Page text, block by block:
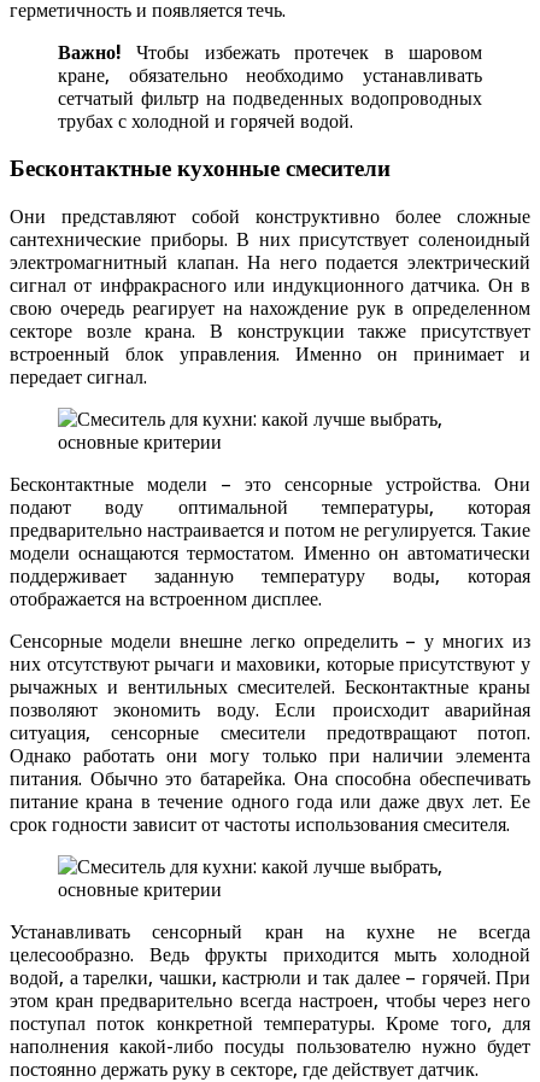
герметичность и появляется течь.
Важно! Чтобы избежать протечек в шаровом
кране, обязательно необходимо устанавливать
сетчатый фильтр на подведенных водопроводных
трубах с холодной и горячей водой.
Бесконтактные кухонные смесители
Они представляют собой конструктивно более сложные
сантехнические приборы. В них присутствует соленоидный
электромагнитный клапан. На него подается электрический
сигнал от инфракрасного или индукционного датчика. Он в
свою очередь реагирует на нахождение рук в определенном
секторе возле крана. В конструкции также присутствует
встроенный блок управления. Именно он принимает и
передает сигнал.
Бесконтактные модели – это сенсорные устройства. Они
подают воду оптимальной температуры, которая
предварительно настраивается и потом не регулируется. Такие
модели оснащаются термостатом. Именно он автоматически
поддерживает заданную температуру воды, которая
отображается на встроенном дисплее.
Сенсорные модели внешне легко определить – у многих из
них отсутствуют рычаги и маховики, которые присутствуют у
рычажных и вентильных смесителей. Бесконтактные краны
позволяют экономить воду. Если происходит аварийная
ситуация, сенсорные смесители предотвращают потоп.
Однако работать они могу только при наличии элемента
питания. Обычно это батарейка. Она способна обеспечивать
питание крана в течение одного года или даже двух лет. Ее
срок годности зависит от частоты использования смесителя.
Устанавливать сенсорный кран на кухне не всегда
целесообразно. Ведь фрукты приходится мыть холодной
водой, а тарелки, чашки, кастрюли и так далее – горячей. При
этом кран предварительно всегда настроен, чтобы через него
поступал поток конкретной температуры. Кроме того, для
наполнения какой-либо посуды пользователю нужно будет
постоянно держать руку в секторе, где действует датчик.